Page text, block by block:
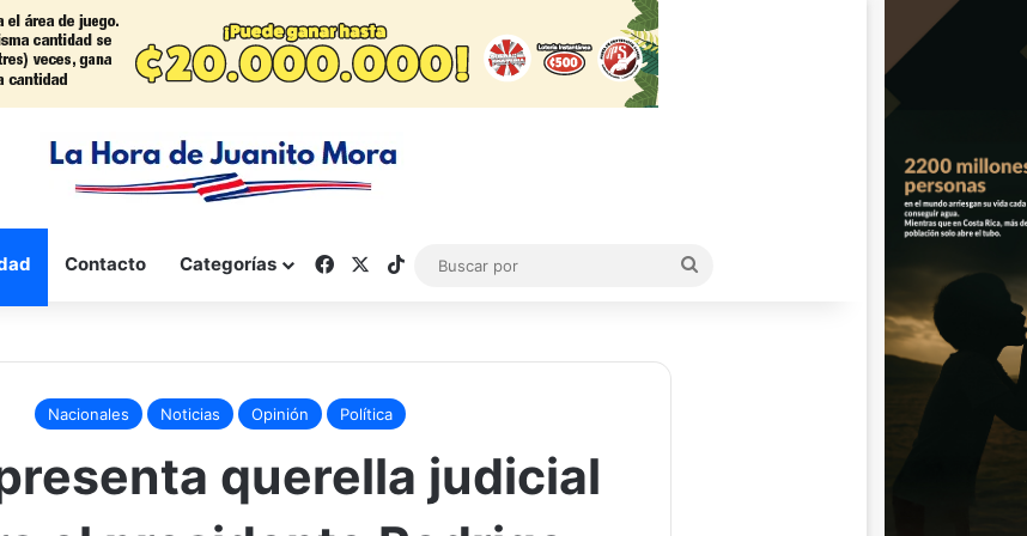
Contacto Categorías FacebookTikTok
Nacionales Noticias Opinión Política
querella judicial